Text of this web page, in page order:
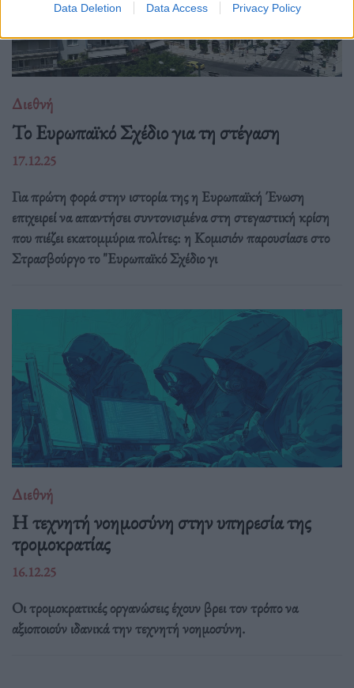
Data Deletion Data Access Privacy Policy
Διεθνή
Το Ευρωπαϊκό Σχέδιο για τη στέγαση
17.12.25
Για πρώτη φορά στην ιστορία της η Ευρωπαϊκή Ένωση
επιχειρεί να απαντήσει συντονισμένα στη στεγαστική κρίση
που πιέζει εκατομμύρια πολίτες: η Κομισιόν παρουσίασε στο
Στρασβούργο το "Ευρωπαϊκό Σχέδιο γι
Διεθνή
Η τεχνητή νοημοσύνη στην υπηρεσία της
τρομοκρατίας
16.12.25
Οι τρομοκρατικές οργανώσεις έχουν βρει τον τρόπο να
αξιοποιούν ιδανικά την τεχνητή νοημοσύνη.